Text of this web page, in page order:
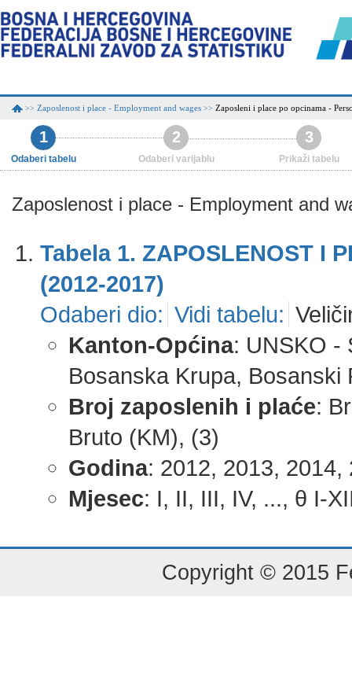
>> Zaposlenost i place - Employment and wages >> Zaposleni i place po opcinama -
1
Odaberi tabelu
2
Odaberi varijablu
3
Prikaži tabelu
Zaposlenost i place - Employment and
Tabela 1. ZAPOSLENOST I
(2012-2017)
Odaberi dio: Vidi tabelu:
Kanton-Općina: UNSKO -
Bosanska Krupa, Bosanski
Broj zaposlenih i plaće:
Bruto (KM), (3)
Godina: 2012, 2013, 2014,
Mjesec: I, II, III, IV, ..., θ I-
Copyright © 2015